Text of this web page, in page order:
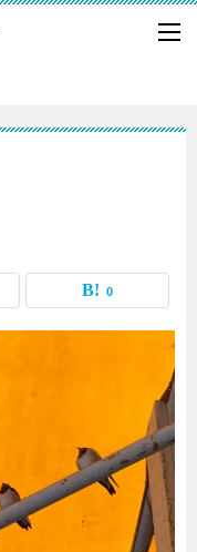
0